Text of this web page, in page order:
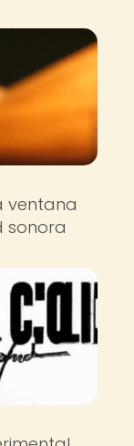
ventana
sonora